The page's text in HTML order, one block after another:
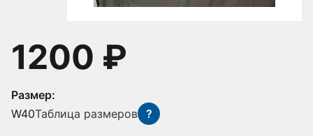
1200 ₽
Размер:
W40Таблица размеров ?